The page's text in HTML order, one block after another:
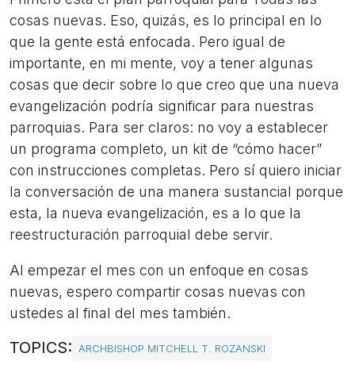
cosas nuevas. Eso, quizás, es lo principal en lo
que la gente está enfocada. Pero igual de
importante, en mi mente, voy a tener algunas
cosas que decir sobre lo que creo que una nueva
evangelización podría significar para nuestras
parroquias. Para ser claros: no voy a establecer
un programa completo, un kit de “cómo hacer”
con instrucciones completas. Pero sí quiero iniciar
la conversación de una manera sustancial porque
esta, la nueva evangelización, es a lo que la
reestructuración parroquial debe servir.
Al empezar el mes con un enfoque en cosas
nuevas, espero compartir cosas nuevas con
ustedes al final del mes también.
TOPICS: ARCHBISHOP MITCHELL T. ROZANSKI